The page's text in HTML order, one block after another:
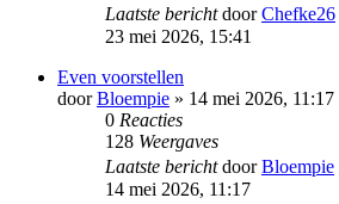
Laatste berichtdoorChefke26
23 mei 2026, 15:41
Even voorstellen
doorBloempie » 14 mei 2026, 11:17
0 Reacties
128 Weergaves
Laatste berichtdoorBloempie
14 mei 2026, 11:17